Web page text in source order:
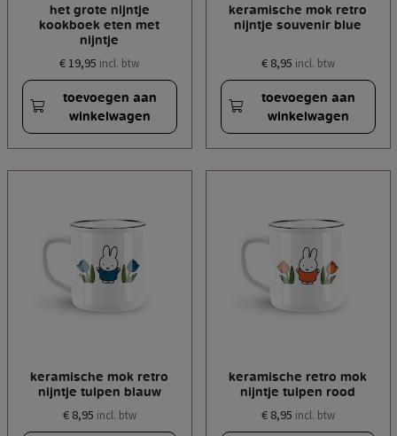
het grote nijntje
kookboek eten met
nijntje
€ 19,95 incl. btw
toevoegen aan
winkelwagen
keramische mok retro
nijntje souvenir blue
€ 8,95 incl. btw
toevoegen aan
winkelwagen
keramische mok retro
nijntje tulpen blauw
€ 8,95 incl. btw
keramische retro mok
nijntje tulpen rood
€ 8,95 incl. btw